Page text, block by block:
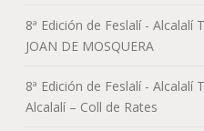
8ª Edición de Feslalí - Alcalalí
JOAN DE MOSQUERA
8ª Edición de Feslalí - Alcalalí
Alcalalí – Coll de Rates